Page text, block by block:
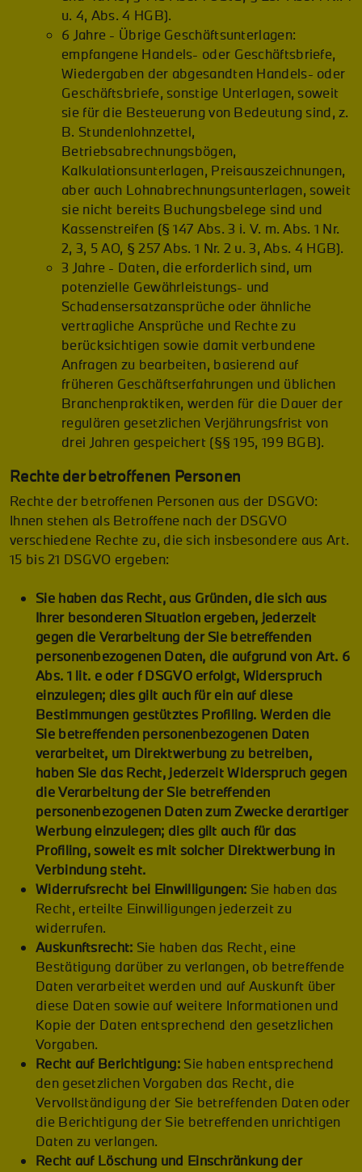
u. 4, Abs. 4 HGB).
6 Jahre - Übrige Geschäftsunterlagen:
empfangene Handels- oder Geschäftsbriefe,
Wiedergaben der abgesandten Handels- oder
Geschäftsbriefe, sonstige Unterlagen, soweit
sie für die Besteuerung von Bedeutung sind, z.
B. Stundenlohnzettel,
Betriebsabrechnungsbögen,
Kalkulationsunterlagen, Preisauszeichnungen,
aber auch Lohnabrechnungsunterlagen, soweit
sie nicht bereits Buchungsbelege sind und
Kassenstreifen (§ 147 Abs. 3 i. V. m. Abs. 1 Nr.
2, 3, 5 AO, § 257 Abs. 1 Nr. 2 u. 3, Abs. 4 HGB).
3 Jahre - Daten, die erforderlich sind, um
potenzielle Gewährleistungs- und
Schadensersatzansprüche oder ähnliche
vertragliche Ansprüche und Rechte zu
berücksichtigen sowie damit verbundene
Anfragen zu bearbeiten, basierend auf
früheren Geschäftserfahrungen und üblichen
Branchenpraktiken, werden für die Dauer der
regulären gesetzlichen Verjährungsfrist von
drei Jahren gespeichert (§§ 195, 199 BGB).
Rechte der betroffenen Personen
Rechte der betroffenen Personen aus der DSGVO:
Ihnen stehen als Betroffene nach der DSGVO
verschiedene Rechte zu, die sich insbesondere aus Art.
15 bis 21 DSGVO ergeben:
Sie haben das Recht, aus Gründen, die sich aus
Ihrer besonderen Situation ergeben, jederzeit
gegen die Verarbeitung der Sie betreffenden
personenbezogenen Daten, die aufgrund von Art. 6
Abs. 1 lit. e oder f DSGVO erfolgt, Widerspruch
einzulegen; dies gilt auch für ein auf diese
Bestimmungen gestütztes Profiling. Werden die
Sie betreffenden personenbezogenen Daten
verarbeitet, um Direktwerbung zu betreiben,
haben Sie das Recht, jederzeit Widerspruch gegen
die Verarbeitung der Sie betreffenden
personenbezogenen Daten zum Zwecke derartiger
Werbung einzulegen; dies gilt auch für das
Profiling, soweit es mit solcher Direktwerbung in
Verbindung steht.
Widerrufsrecht bei Einwilligungen: Sie haben das
Recht, erteilte Einwilligungen jederzeit zu
widerrufen.
Auskunftsrecht: Sie haben das Recht, eine
Bestätigung darüber zu verlangen, ob betreffende
Daten verarbeitet werden und auf Auskunft über
diese Daten sowie auf weitere Informationen und
Kopie der Daten entsprechend den gesetzlichen
Vorgaben.
Recht auf Berichtigung:Sie haben entsprechend
den gesetzlichen Vorgaben das Recht, die
Vervollständigung der Sie betreffenden Daten oder
die Berichtigung der Sie betreffenden unrichtigen
Daten zu verlangen.
Recht auf Löschung und Einschränkung der